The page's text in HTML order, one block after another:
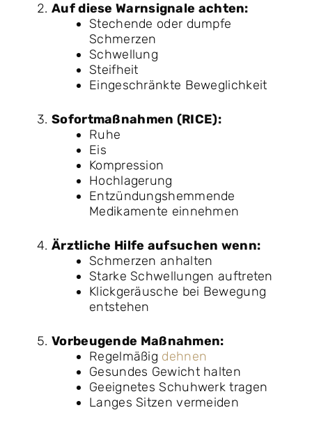
Auf diese Warnsignale achten:
Stechende oder dumpfe
Schmerzen
Schwellung
Steifheit
Eingeschränkte Beweglichkeit
Sofortmaßnahmen (RICE):
Ruhe
Eis
Kompression
Hochlagerung
Entzündungshemmende
Medikamente einnehmen
Ärztliche Hilfe aufsuchen wenn:
Schmerzen anhalten
Starke Schwellungen auftreten
Klickgeräusche bei Bewegung
entstehen
Vorbeugende Maßnahmen:
Regelmäßig dehnen
Gesundes Gewicht halten
Geeignetes Schuhwerk tragen
Langes Sitzen vermeiden